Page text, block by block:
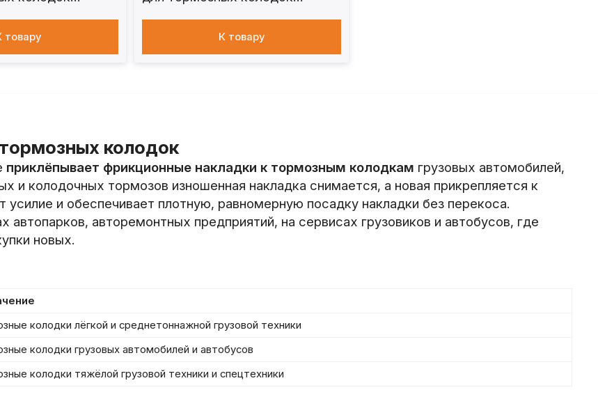
товару К товару
колодок
приклёпывает фрикционные накладки к тормозным колодкам грузовых автомобилей,
и колодочных тормозов изношенная накладка снимается, а новая прикрепляется к
и обеспечивает плотную, равномерную посадку накладки без перекоса.
авторемонтных предприятий, на сервисах грузовиков и автобусов, где
новых.
колодки лёгкой и среднетоннажной грузовой техники
колодки грузовых автомобилей и автобусов
колодки тяжёлой грузовой техники и спецтехники